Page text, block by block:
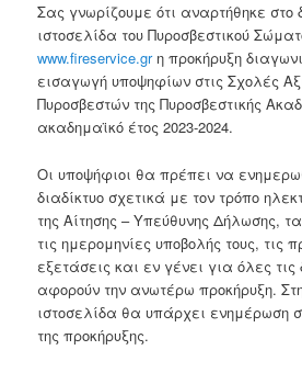
Σας γνωρίζουμε ότι αναρτήθηκε στο
ιστοσελίδα του Πυροσβεστικού
www.fireservice.grη προκήρυξη
εισαγωγή υποψηφίων στις Σχολές
Πυροσβεστών της Πυροσβεστικής
ακαδημαϊκό έτος 2023-2024.
Οι υποψήφιοι θα πρέπει να
διαδίκτυο σχετικά με τον τρόπο
της Αίτησης – Υπεύθυνης Δήλωσης,
τις ημερομηνίες υποβολής τους, τις
εξετάσεις και εν γένει για όλες τις
αφορούν την ανωτέρω προκήρυξη.
ιστοσελίδα θα υπάρχει ενημέρωση
της προκήρυξης.